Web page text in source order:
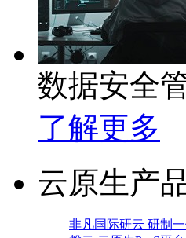
数据安全
了解更多
云原生产
非凡国际研云 研制